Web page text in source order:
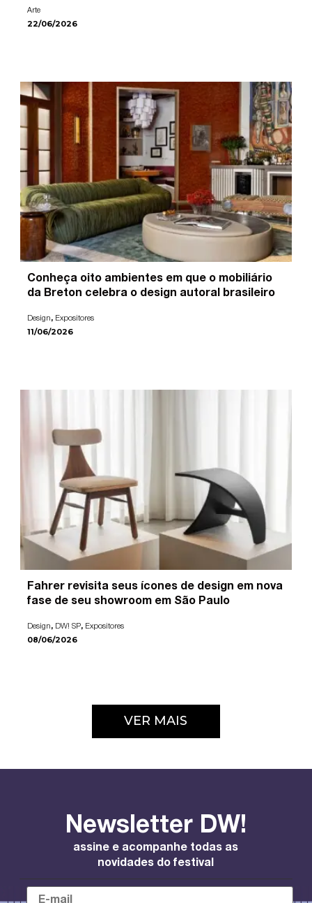
Arte
22/06/2026
Conheça oito ambientes em que o mobiliário
da Breton celebra o design autoral brasileiro
Design, Expositores
11/06/2026
Fahrer revisita seus ícones de design em nova
fase de seu showroom em São Paulo
Design, DW! SP, Expositores
08/06/2026
VER MAIS
Newsletter DW!
assine e acompanhe todas as
novidades do festival